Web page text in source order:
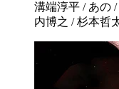
溝端淳平 / あの
内博之 / 杉本哲